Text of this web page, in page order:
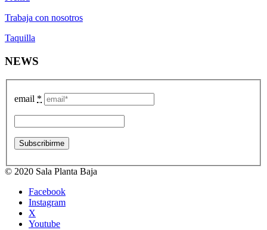
Trabaja con nosotros
Taquilla
NEWS
email *
© 2020 Sala Planta Baja
Facebook
Instagram
X
Youtube